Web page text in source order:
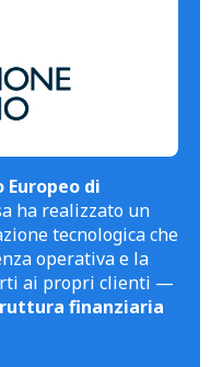
Europeo di
ha realizzato un
tecnologica che
operativa e la
ai propri clienti —
finanziaria